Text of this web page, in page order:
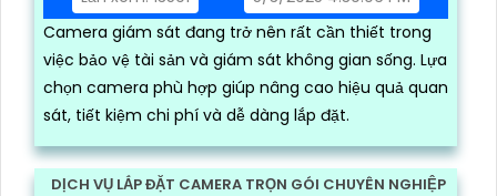
Camera giám sát đang trở nên rất cần thiết trong
việc bảo vệ tài sản và giám sát không gian sống. Lựa
chọn camera phù hợp giúp nâng cao hiệu quả quan
sát, tiết kiệm chi phí và dễ dàng lắp đặt.
DỊCH VỤ LẮP ĐẶT CAMERA TRỌN GÓI CHUYÊN NGHIỆP